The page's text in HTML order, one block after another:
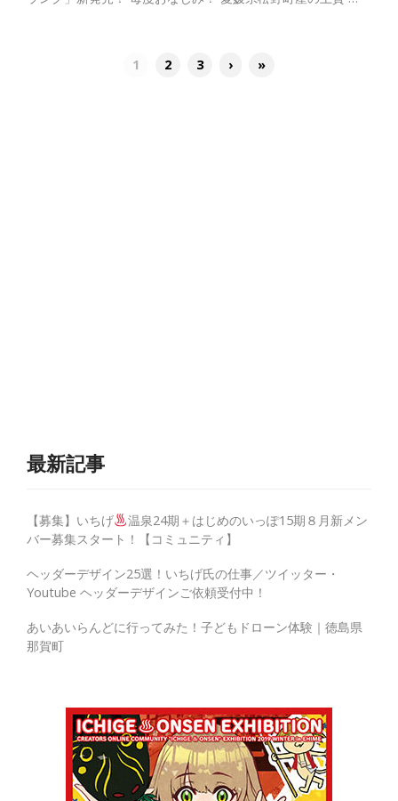
1 2 3 › »
最新記事
【募集】いちげ
温泉24期＋はじめのいっぽ15期８月新メン
バー募集スタート！【コミュニティ】
ヘッダーデザイン25選！いちげ氏の仕事／ツイッター・
Youtube ヘッダーデザインご依頼受付中！
あいあいらんどに行ってみた！子どもドローン体験｜徳島県
那賀町